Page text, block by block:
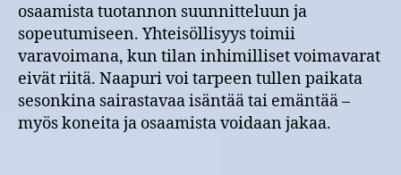
osaamista tuotannon suunnitteluun ja
sopeutumiseen. Yhteisöllisyys toimii
varavoimana, kun tilan inhimilliset voimavarat
eivät riitä. Naapuri voi tarpeen tullen paikata
sesonkina sairastavaa isäntää tai emäntää –
myös koneita ja osaamista voidaan jakaa.